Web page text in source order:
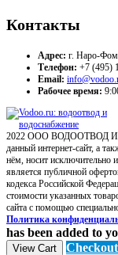
Контакты
Адрес: г. Наро-
Телефон: +7 (495)
Email:
Рабочее время:
2022 ООО ВОДООТВОД ИНН
данный интернет-сайт, а
нём, носит исключительно
является публичной
кодекса Российской
стоимости указанных
сайта с помощью
Политика
has been added to
View Cart Checkout